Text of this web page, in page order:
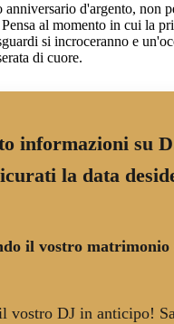
d'argento, non
al momento in cui la
si incroceranno e
di cuore.
informazioni su
la data
il vostro matrimonio
vostro DJ in anticipo!